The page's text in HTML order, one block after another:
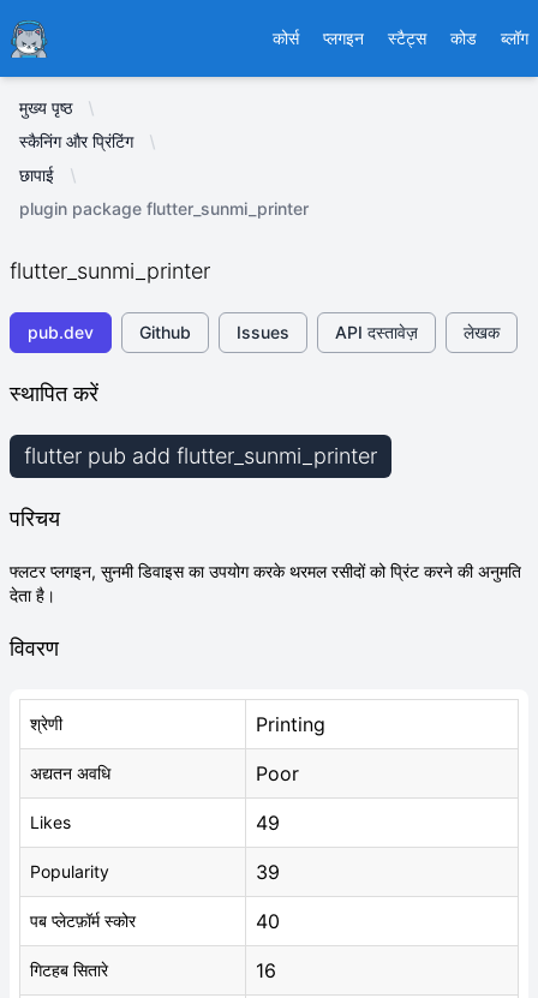
Ducafecat कोर्स प्लगइन स्टैट्स कोड ब्लॉग
मुख्य पृष्ठ
स्कैनिंग और प्रिंटिंग
छापाई
plugin package flutter_sunmi_printer
flutter_sunmi_printer
pub.dev Github Issues API दस्तावेज़ लेखक
स्थापित करें
flutter pub add flutter_sunmi_printer
परिचय
फ्लटर प्लगइन, सुनमी डिवाइस का उपयोग करके थरमल रसीदों को प्रिंट करने की अनुमति
देता है।
विवरण
श्रेणी Printing
अद्यतन अवधि Poor
Likes 49
Popularity 39
पब प्लेटफ़ॉर्म स्कोर 40
गिटहब सितारे 16